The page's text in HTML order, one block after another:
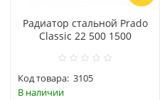
Радиатор стальной Prado
Classic 22 500 1500
Код товара: 3105
В наличии